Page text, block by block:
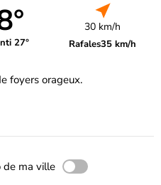
27°
30 km/h
Rafales35 km/h
foyers orageux.
de ma ville